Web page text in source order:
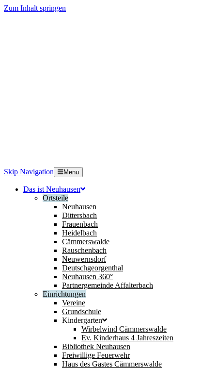
Zum Inhalt springen
Skip Navigation Menu
Das ist Neuhausen
Ortsteile
Neuhausen
Dittersbach
Frauenbach
Heidelbach
Cämmerswalde
Rauschenbach
Neuwernsdorf
Deutschgeorgenthal
Neuhausen 360°
Partnergemeinde Affalterbach
Einrichtungen
Vereine
Grundschule
Kindergarten
Wirbelwind Cämmerswalde
Ev. Kinderhaus 4 Jahreszeiten
Bibliothek Neuhausen
Freiwillige Feuerwehr
Haus des Gastes Cämmerswalde